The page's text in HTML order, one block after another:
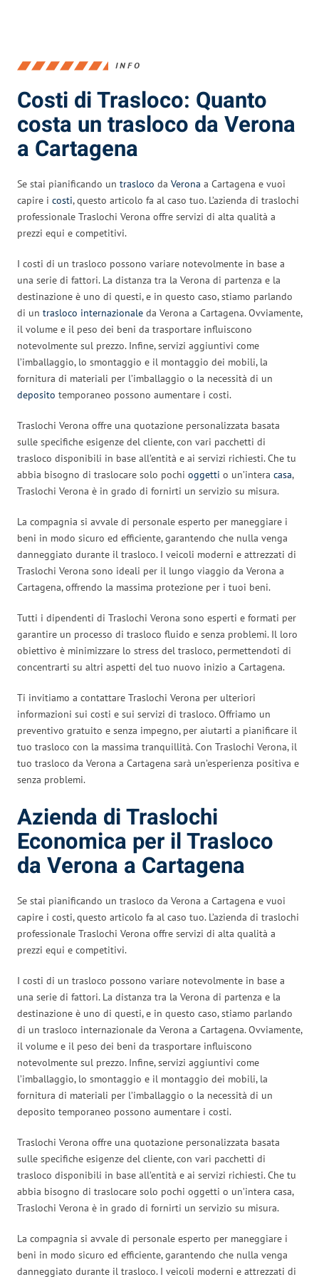
INFO
Costi di Trasloco: Quanto
costa un trasloco da Verona
a Cartagena
Se stai pianificando un trasloco da Verona a Cartagena e vuoi
capire i costi, questo articolo fa al caso tuo. L’azienda di traslochi
professionale Traslochi Verona offre servizi di alta qualità a
prezzi equi e competitivi.
I costi di un trasloco possono variare notevolmente in base a
una serie di fattori. La distanza tra la Verona di partenza e la
destinazione è uno di questi, e in questo caso, stiamo parlando
di un trasloco internazionale da Verona a Cartagena. Ovviamente,
il volume e il peso dei beni da trasportare influiscono
notevolmente sul prezzo. Infine, servizi aggiuntivi come
l’imballaggio, lo smontaggio e il montaggio dei mobili, la
fornitura di materiali per l’imballaggio o la necessità di un
deposito temporaneo possono aumentare i costi.
Traslochi Verona offre una quotazione personalizzata basata
sulle specifiche esigenze del cliente, con vari pacchetti di
trasloco disponibili in base all’entità e ai servizi richiesti. Che tu
abbia bisogno di traslocare solo pochi oggetti o un’intera casa,
Traslochi Verona è in grado di fornirti un servizio su misura.
La compagnia si avvale di personale esperto per maneggiare i
beni in modo sicuro ed efficiente, garantendo che nulla venga
danneggiato durante il trasloco. I veicoli moderni e attrezzati di
Traslochi Verona sono ideali per il lungo viaggio da Verona a
Cartagena, offrendo la massima protezione per i tuoi beni.
Tutti i dipendenti di Traslochi Verona sono esperti e formati per
garantire un processo di trasloco fluido e senza problemi. Il loro
obiettivo è minimizzare lo stress del trasloco, permettendoti di
concentrarti su altri aspetti del tuo nuovo inizio a Cartagena.
Ti invitiamo a contattare Traslochi Verona per ulteriori
informazioni sui costi e sui servizi di trasloco. Offriamo un
preventivo gratuito e senza impegno, per aiutarti a pianificare il
tuo trasloco con la massima tranquillità. Con Traslochi Verona, il
tuo trasloco da Verona a Cartagena sarà un’esperienza positiva e
senza problemi.
Azienda di Traslochi
Economica per il Trasloco
da Verona a Cartagena
Se stai pianificando un trasloco da Verona a Cartagena e vuoi
capire i costi, questo articolo fa al caso tuo. L’azienda di traslochi
professionale Traslochi Verona offre servizi di alta qualità a
prezzi equi e competitivi.
I costi di un trasloco possono variare notevolmente in base a
una serie di fattori. La distanza tra la Verona di partenza e la
destinazione è uno di questi, e in questo caso, stiamo parlando
di un trasloco internazionale da Verona a Cartagena. Ovviamente,
il volume e il peso dei beni da trasportare influiscono
notevolmente sul prezzo. Infine, servizi aggiuntivi come
l’imballaggio, lo smontaggio e il montaggio dei mobili, la
fornitura di materiali per l’imballaggio o la necessità di un
deposito temporaneo possono aumentare i costi.
Traslochi Verona offre una quotazione personalizzata basata
sulle specifiche esigenze del cliente, con vari pacchetti di
trasloco disponibili in base all’entità e ai servizi richiesti. Che tu
abbia bisogno di traslocare solo pochi oggetti o un’intera casa,
Traslochi Verona è in grado di fornirti un servizio su misura.
La compagnia si avvale di personale esperto per maneggiare i
beni in modo sicuro ed efficiente, garantendo che nulla venga
danneggiato durante il trasloco. I veicoli moderni e attrezzati di